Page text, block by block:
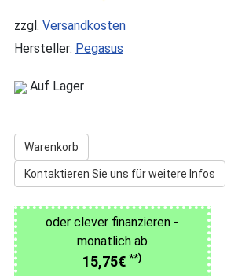
zzgl. Versandkosten
Hersteller: Pegasus
Auf Lager
Warenkorb
Kontaktieren Sie uns für weitere Infos
oder clever finanzieren -
monatlich ab
15,75€ **)